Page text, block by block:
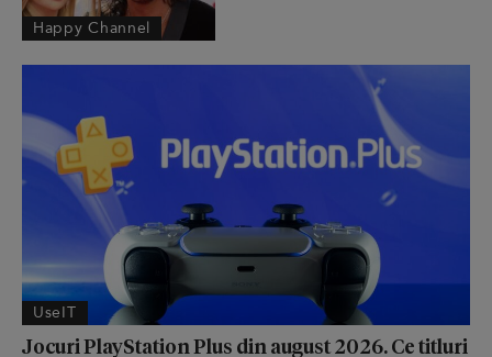
Happy Channel
UseIT
Jocuri PlayStation Plus din august 2026. Ce titluri